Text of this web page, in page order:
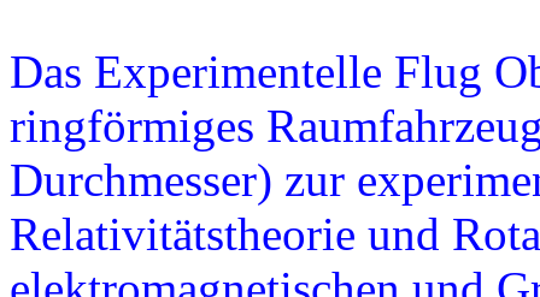
Das Experimentelle Flug
ringförmiges
Durchmesser) zur
Relativitätstheorie und